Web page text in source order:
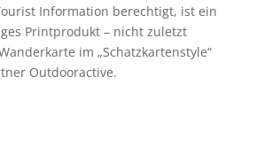
Information berechtigt, ist ein
Printprodukt – nicht zuletzt
im „Schatzkartenstyle“
Outdooractive.